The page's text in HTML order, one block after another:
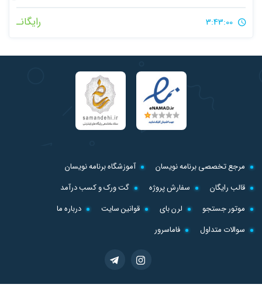
رایگانـ
مرجع تخصصی برنامه نویسان
آموزشگاه برنامه نویسان
قالب رایگان
سفارش پروژه
گت ورک و کسب درآمد
موتور جستجو
لرن بای قوانین سایت
درباره ما
سوالات متداول
فاماسرور